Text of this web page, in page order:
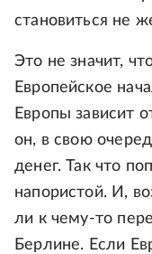
становиться не
Это не значит,
Европейское
Европы зависит
он, в свою
денег. Так что
напористой. И,
ли к чему-то
Берлине. Если